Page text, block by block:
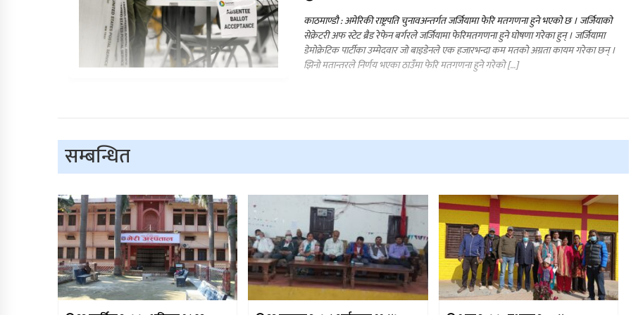
काठमाण्डौ : अमेरिकी राष्ट्रपति चुनावअन्तर्गत जर्जियामा फेरि मतगणना हुने भएको छ । जर्जियाको
सेक्रेटरी अफ स्टेट ब्रैड रेफेन बर्गरले जर्जियामा फेरिमतगणना हुने घोषणा गरेका हुन् । जर्जियामा
डेमोक्रेटिक पार्टीका उम्मेदवार जो बाइडेनले एक हजारभन्दा कम मतको अग्रता कायम गरेका छन् ।
झिनो मतान्तरले निर्णय भएका ठाउँमा फेरि मतगणना हुने गरेको […]
सम्बन्धित